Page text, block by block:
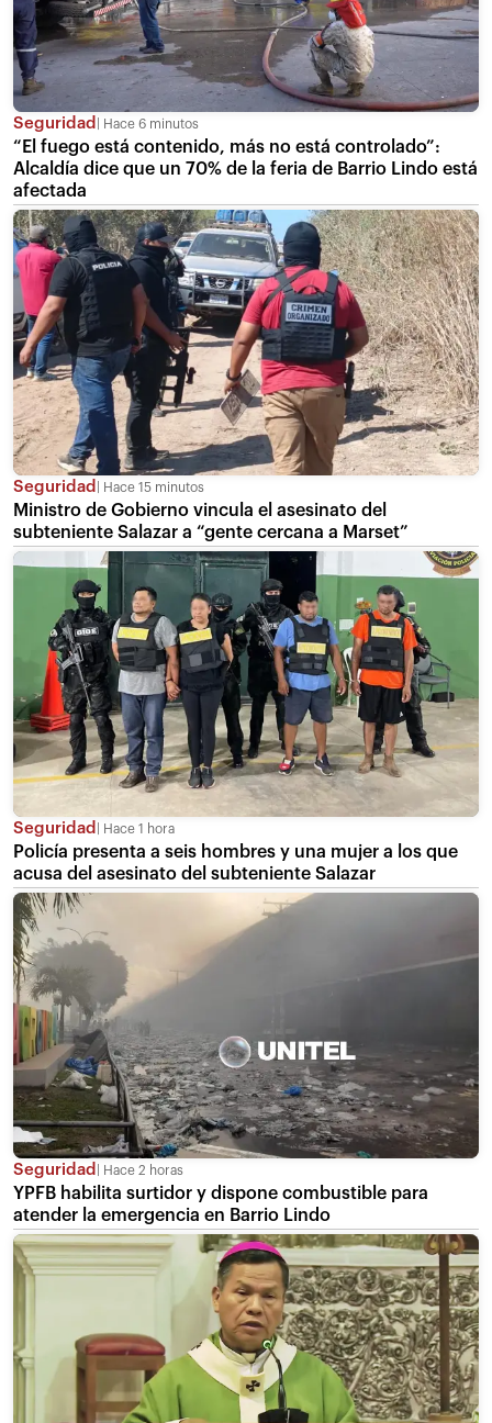
Seguridad Hace 6 minutos
“El fuego está contenido, más no está controlado”:
Alcaldía dice que un 70% de la feria de Barrio Lindo está
afectada
Seguridad Hace 15 minutos
Ministro de Gobierno vincula el asesinato del
subteniente Salazar a “gente cercana a Marset”
Seguridad Hace 1 hora
Policía presenta a seis hombres y una mujer a los que
acusa del asesinato del subteniente Salazar
Seguridad Hace 2 horas
YPFB habilita surtidor y dispone combustible para
atender la emergencia en Barrio Lindo